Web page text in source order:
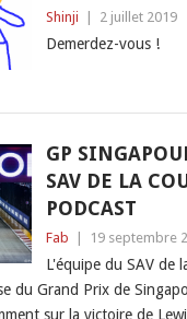
Shinji 2 juillet 2019
Demerdez-vous !
GP
SAV DE LA
PODCAST
Fab 19 septembre
L'équipe du SAV de
du Grand Prix de
sur la victoire de